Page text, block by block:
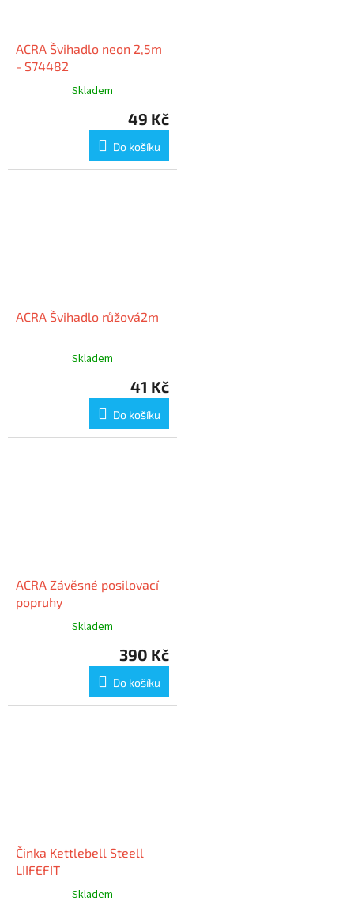
ACRA Švihadlo neon 2,5m
- S74482
Skladem
49 Kč
Do košíku
ACRA Švihadlo růžová2m
Skladem
41 Kč
Do košíku
ACRA Závěsné posilovací
popruhy
Skladem
390 Kč
Do košíku
Činka Kettlebell Steell
LIIFEFIT
Skladem